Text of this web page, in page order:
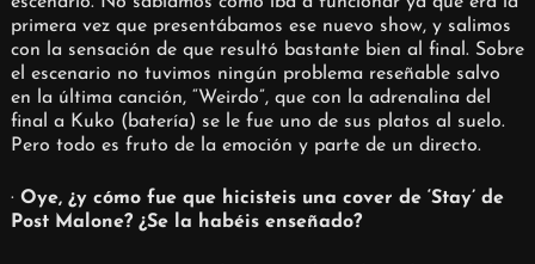
primera vez que presentábamos ese nuevo show, y salimos
con la sensación de que resultó bastante bien al final. Sobre
el escenario no tuvimos ningún problema reseñable salvo
en la última canción, “Weirdo”, que con la adrenalina del
final a Kuko (batería) se le fue uno de sus platos al suelo.
Pero todo es fruto de la emoción y parte de un directo.
· Oye, ¿y cómo fue que hicisteis una cover de ‘Stay’ de
Post Malone? ¿Se la habéis enseñado?